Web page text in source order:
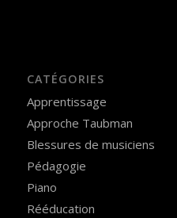
CATÉGORIES
Apprentissage
Approche Taubman
Blessures de musiciens
Pédagogie
Piano
Rééducation